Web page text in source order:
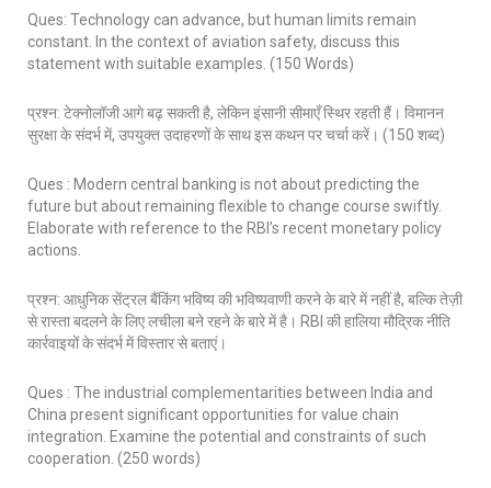
Ques: Technology can advance, but human limits remain
constant. In the context of aviation safety, discuss this
statement with suitable examples. (150 Words)
प्रश्न: टेक्नोलॉजी आगे बढ़ सकती है, लेकिन इंसानी सीमाएँ स्थिर रहती हैं। विमानन
सुरक्षा के संदर्भ में, उपयुक्त उदाहरणों के साथ इस कथन पर चर्चा करें। (150 शब्द)
Ques : Modern central banking is not about predicting the
future but about remaining flexible to change course swiftly.
Elaborate with reference to the RBI’s recent monetary policy
actions.
प्रश्न: आधुनिक सेंट्रल बैंकिंग भविष्य की भविष्यवाणी करने के बारे में नहीं है, बल्कि तेज़ी
से रास्ता बदलने के लिए लचीला बने रहने के बारे में है। RBI की हालिया मौद्रिक नीति
कार्रवाइयों के संदर्भ में विस्तार से बताएं।
Ques : The industrial complementarities between India and
China present significant opportunities for value chain
integration. Examine the potential and constraints of such
cooperation. (250 words)